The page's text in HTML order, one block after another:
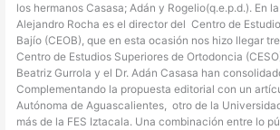
los hermanos Casasa; Adán y Rogelio(q.e.p.d.). En
Alejandro Rocha es el director del Centro de
Bajío (CEOB), que en esta ocasión nos hizo llegar
Centro de Estudios Superiores de Ortodoncia
Beatriz Gurrola y el Dr. Adán Casasa han
Complementando la propuesta editorial con un
Autónoma de Aguascalientes, otro de la
más de la FES Iztacala. Una combinación entre lo